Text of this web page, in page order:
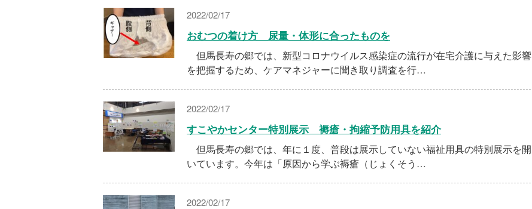
2022/02/17
おむつの着け方 尿量・体形に合ったものを
但馬長寿の郷では、新型コロナウイルス感染症の流行が在宅介護に与えた影響
を把握するため、ケアマネジャーに聞き取り調査を行…
2022/02/17
すこやかセンター特別展示 褥瘡・拘縮予防用具を紹介
但馬長寿の郷では、年に１度、普段は展示していない福祉用具の特別展示を開
いています。今年は「原因から学ぶ褥瘡（じょくそう…
2022/02/17